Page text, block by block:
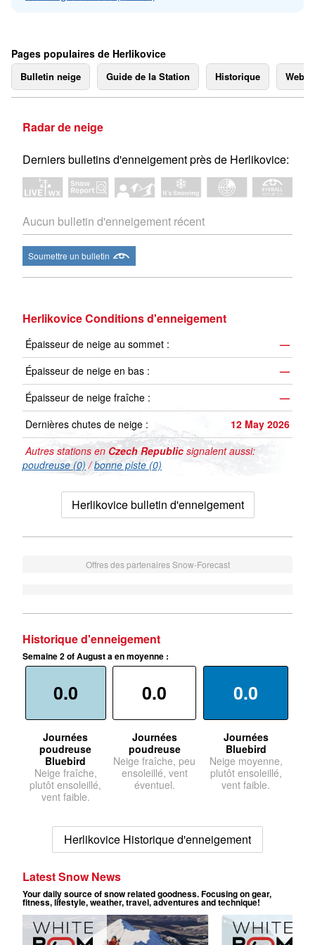
Pages populaires de Herlikovice
Bulletin neige Guide de la Station Historique
Radar de neige
Derniers bulletins d'enneigement près de Herlikovice:
Aucun bulletin d'enneigement récent
Soumettre un bulletin
Herlikovice Conditions d'enneigement
Épaisseur de neige au sommet :
—
Épaisseur de neige en bas :
—
Épaisseur de neige fraîche :
—
Dernières chutes de neige :
12 May 2026
Autres stations en Czech Republic signalent aussi:
poudreuse (0) /bonne piste (0)
Herlikovice bulletin d'enneigement
Offres des partenaires Snow-Forecast
Historique d'enneigement
Semaine 2 of August a en moyenne :
0.0
Journées
poudreuse
Bluebird
Neige fraîche,
plutôt ensoleillé,
vent faible.
0.0
Journées
poudreuse
Neige fraîche, peu
ensoleillé, vent
éventuel.
0.0
Journées
Bluebird
Neige moyenne,
plutôt ensoleillé,
vent faible.
Herlikovice Historique d'enneigement